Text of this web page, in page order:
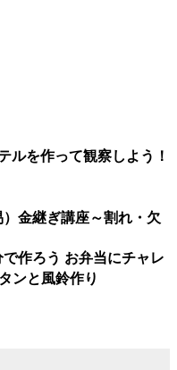
ルを作って観察しよう！
金継ぎ講座～割れ・欠
作ろう お弁当にチャレ
ンと風鈴作り